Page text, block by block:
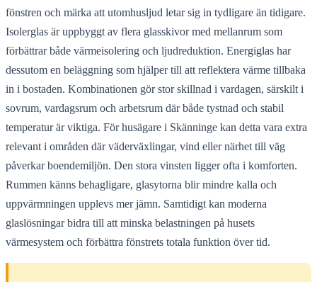
fönstren och märka att utomhusljud letar sig in tydligare än tidigare.
Isolerglas är uppbyggt av flera glasskivor med mellanrum som
förbättrar både värmeisolering och ljudreduktion. Energiglas har
dessutom en beläggning som hjälper till att reflektera värme tillbaka
in i bostaden. Kombinationen gör stor skillnad i vardagen, särskilt i
sovrum, vardagsrum och arbetsrum där både tystnad och stabil
temperatur är viktiga. För husägare i Skänninge kan detta vara extra
relevant i områden där väderväxlingar, vind eller närhet till väg
påverkar boendemiljön. Den stora vinsten ligger ofta i komforten.
Rummen känns behagligare, glasytorna blir mindre kalla och
uppvärmningen upplevs mer jämn. Samtidigt kan moderna
glaslösningar bidra till att minska belastningen på husets
värmesystem och förbättra fönstrets totala funktion över tid.